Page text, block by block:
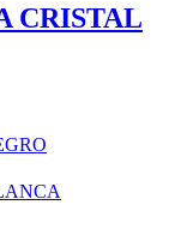
CRISTAL